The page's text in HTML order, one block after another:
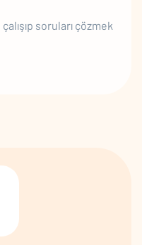
soruları çözmek